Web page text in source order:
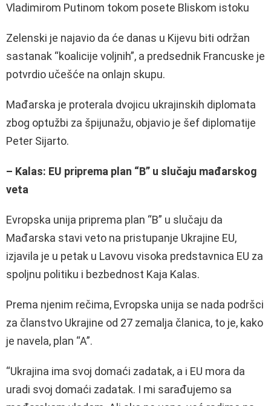
Vladimirom Putinom tokom posete Bliskom istoku
Zelenski je najavio da će danas u Kijevu biti održan
sastanak “koalicije voljnih”, a predsednik Francuske je
potvrdio učešće na onlajn skupu.
Mađarska je proterala dvojicu ukrajinskih diplomata
zbog optužbi za špijunažu, objavio je šef diplomatije
Peter Sijarto.
– Kalas: EU priprema plan “B” u slučaju mađarskog
veta
Evropska unija priprema plan “B” u slučaju da
Mađarska stavi veto na pristupanje Ukrajine EU,
izjavila je u petak u Lavovu visoka predstavnica EU za
spoljnu politiku i bezbednost Kaja Kalas.
Prema njenim rečima, Evropska unija se nada podršci
za članstvo Ukrajine od 27 zemalja članica, to je, kako
je navela, plan “A”.
“Ukrajina ima svoj domaći zadatak, a i EU mora da
uradi svoj domaći zadatak. I mi sarađujemo sa